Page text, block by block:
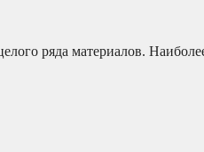
ряда материалов.